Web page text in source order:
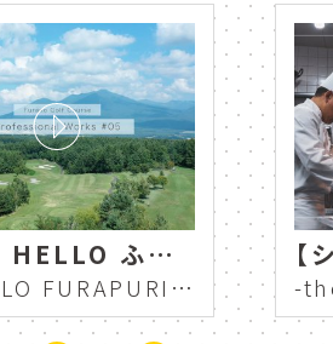
写真 kaze no garden
HELLO ふらプリ
ガーデナー 富良野
ドライブ furano
scene photo
北海道 桜 畑
動画～ HELLO ふらプリ 富良野ゴルフコース スタッフに密着 Professional Works #5 ～
～ HELLO FURAPURI Furano Golf Course Close to Staff Professional Works #5 ～